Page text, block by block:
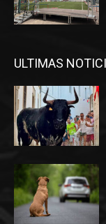
ULTIMAS